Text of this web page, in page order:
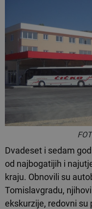
Dvadeset i sedam
od najbogatijih i
kraju. Obnovili su
Tomislavgradu,
ekskurzije, redovni su